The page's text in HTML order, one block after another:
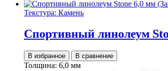
Текстура: Камень
Спортивный линолеум
В избранное В сравнение
Толщина: 6,0 мм